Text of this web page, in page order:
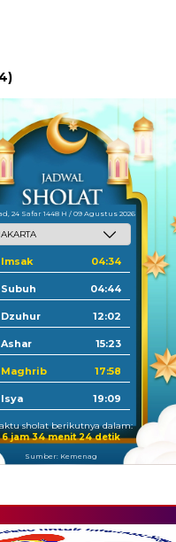
24 Safar 1448 H / 09 Agustus 2026
Imsak 04:34
Subuh 04:44
Dzuhur 12:02
Ashar 15:23
Maghrib 17:58
Isya 19:09
sholat berikutnya dalam:
6 jam 34 menit 23 detik
Sumber: Kemenag